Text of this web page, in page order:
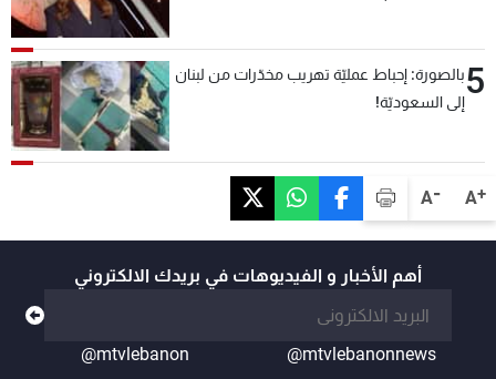
A+
A-
5بالصورة: إحباط عمليّة تهريب مخدّرات من لبنان
إلى السعوديّة!
أهم الأخبار و الفيديوهات في بريدك الالكتروني
@mtvlebanonnews
@mtvlebanon